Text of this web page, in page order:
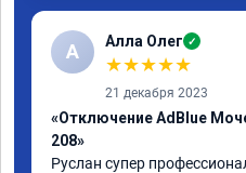
А Алла Олег ✓
★★★★★
21 декабря 2023
«Отключение AdBlue
208»
Руслан супер